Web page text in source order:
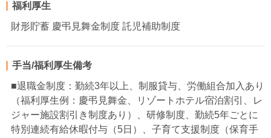
福利厚生
財形貯蓄 慶弔見舞金制度 託児補助制度
手当/福利厚生備考
■退職金制度：勤続3年以上、制服貸与、労働組合加入あり
（福利厚生例：慶弔見舞金、リゾートホテル宿泊割引、レ
ジャー施設割引き制度あり）、研修制度、勤続5年ごとに
特別連続有給休暇付与（5日）、子育て支援制度（保育手